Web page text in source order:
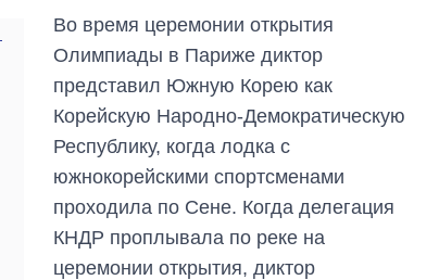
Во время церемонии открытия
Олимпиады в Париже диктор
представил Южную Корею как
Корейскую Народно-Демократическую
Республику, когда лодка с
южнокорейскими спортсменами
проходила по Сене. Когда делегация
КНДР проплывала по реке на
церемонии открытия, диктор